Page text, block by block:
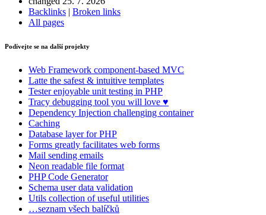
Backlinks | Broken links
All pages
Podívejte se na další projekty
Web Framework component-based MVC
Latte the safest & intuitive templates
Testerenjoyable unit testing in PHP
Tracy debugging tool you will love ♥
Dependency Injection challenging container
Caching
Database layer for PHP
Forms greatly facilitates web forms
Mail sending emails
Neon readable file format
PHP Code Generator
Schema user data validation
Utils collection of useful utilities
…seznam všech balíčků